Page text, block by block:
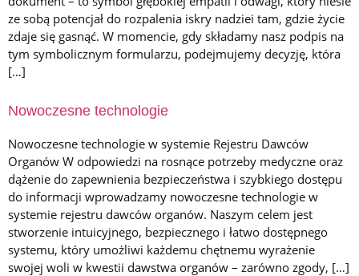
ze sobą potencjał do rozpalenia iskry nadziei tam, gdzie życie
zdaje się gasnąć. W momencie, gdy składamy nasz podpis na
tym symbolicznym formularzu, podejmujemy decyzję, która
[…]
Nowoczesne technologie
Nowoczesne technologie w systemie Rejestru Dawców
Organów W odpowiedzi na rosnące potrzeby medyczne oraz
dążenie do zapewnienia bezpieczeństwa i szybkiego dostępu
do informacji wprowadzamy nowoczesne technologie w
systemie rejestru dawców organów. Naszym celem jest
stworzenie intuicyjnego, bezpiecznego i łatwo dostępnego
systemu, który umożliwi każdemu chętnemu wyrażenie
swojej woli w kwestii dawstwa organów – zarówno zgody, […]